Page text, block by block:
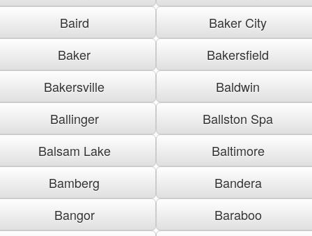
Baird
Baker City
Baker
Bakersfield
Bakersville
Baldwin
Ballinger
Ballston Spa
Balsam Lake
Baltimore
Bamberg
Bandera
Bangor
Baraboo